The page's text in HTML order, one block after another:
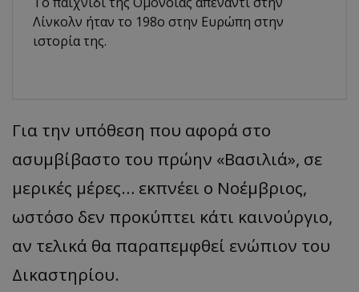
Λίνκολν ήταν το 198ο στην Ευρώπη στην
ιστορία της.
Για την υπόθεση που αφορά στο
ασυμβίβαστο του πρώην «Βασιλιά», σε
μερικές μέρες… εκπνέει ο Νοέμβριος,
ωστόσο δεν προκύπτει κάτι καινούργιο,
αν τελικά θα παραπεμφθεί ενώπιον του
Δικαστηρίου.